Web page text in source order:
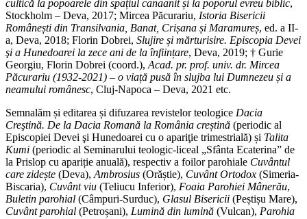
cultică la popoarele din spațiul canaanit și la poporul evreu biblic,
Stockholm – Deva, 2017; Mircea Păcurariu, Istoria Bisericii
Românești din Transilvania, Banat, Crișana și Maramureș, ed. a II-
a, Deva, 2018; Florin Dobrei, Slujire și mărturisire. Episcopia Devei
şi a Hunedoarei la zece ani de la înființare, Deva, 2019; † Gurie
Georgiu, Florin Dobrei (coord.), Acad. pr. prof. univ. dr. Mircea
Păcurariu (1932-2021) – o viață pusă în slujba lui Dumnezeu și a
neamului românesc, Cluj-Napoca – Deva, 2021 etc.
Semnalăm și editarea și difuzarea revistelor teologice Dacia
Creştină. De la Dacia Romană la România creștină (periodic al
Episcopiei Devei şi Hunedoarei cu o apariţie trimestrială) și Talita
Kumi (periodic al Seminarului teologic-liceal „Sfânta Ecaterina” de
la Prislop cu apariție anuală), respectiv a foilor parohiale Cuvântul
care zidește (Deva), Ambrosius (Orăștie), Cuvânt Ortodox (Simeria-
Biscaria), Cuvânt viu (Teliucu Inferior), Foaia Parohiei Mânerău,
Buletin parohial (Câmpuri-Surduc), Glasul Bisericii (Peștișu Mare),
Cuvânt parohial (Petroșani), Lumină din lumină (Vulcan), Parohia